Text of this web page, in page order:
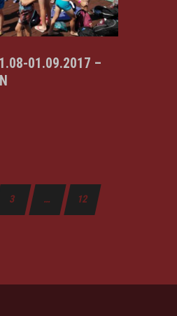
01.09.2017 –
3 … 12